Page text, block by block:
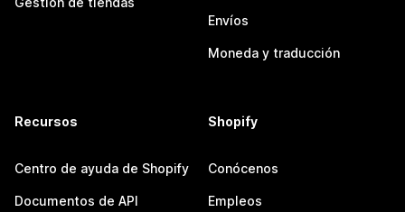
Envíos
Moneda y traducción
Recursos
Centro de ayuda de Shopify
Documentos de API
Shopify
Conócenos
Empleos